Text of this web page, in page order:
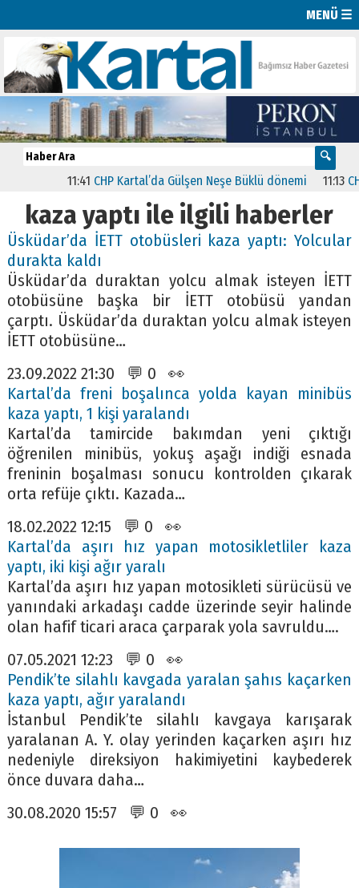
MENÜ ☰
11:41 CHP Kartal’da Gülşen Neşe Büklü dönemi 11:13
kaza yaptı ile ilgili haberler
Üsküdar’da İETT otobüsleri kaza yaptı: Yolcular
durakta kaldı
Üsküdar’da duraktan yolcu almak isteyen İETT
otobüsüne başka bir İETT otobüsü yandan
çarptı. Üsküdar’da duraktan yolcu almak isteyen
İETT otobüsüne…
23.09.2022 21:30 💬 0 👀
Kartal’da freni boşalınca yolda kayan minibüs
kaza yaptı, 1 kişi yaralandı
Kartal’da tamircide bakımdan yeni çıktığı
öğrenilen minibüs, yokuş aşağı indiği esnada
freninin boşalması sonucu kontrolden çıkarak
orta refüje çıktı. Kazada…
18.02.2022 12:15 💬 0 👀
Kartal’da aşırı hız yapan motosikletliler kaza
yaptı, iki kişi ağır yaralı
Kartal’da aşırı hız yapan motosikleti sürücüsü ve
yanındaki arkadaşı cadde üzerinde seyir halinde
olan hafif ticari araca çarparak yola savruldu….
07.05.2021 12:23 💬 0 👀
Pendik’te silahlı kavgada yaralan şahıs kaçarken
kaza yaptı, ağır yaralandı
İstanbul Pendik’te silahlı kavgaya karışarak
yaralanan A. Y. olay yerinden kaçarken aşırı hız
nedeniyle direksiyon hakimiyetini kaybederek
önce duvara daha…
30.08.2020 15:57 💬 0 👀